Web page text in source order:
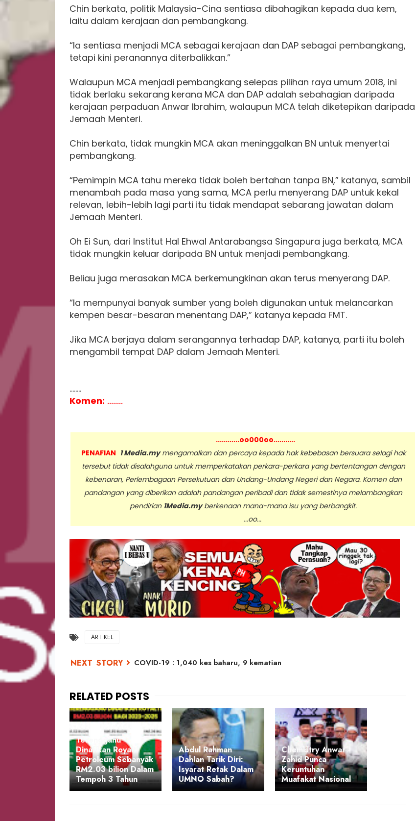
Chin berkata, politik Malaysia-Cina sentiasa dibahagikan kepada dua kem,
iaitu dalam kerajaan dan pembangkang.
“Ia sentiasa menjadi MCA sebagai kerajaan dan DAP sebagai pembangkang,
tetapi kini peranannya diterbalikkan.”
Walaupun MCA menjadi pembangkang selepas pilihan raya umum 2018, ini
tidak berlaku sekarang kerana MCA dan DAP adalah sebahagian daripada
kerajaan perpaduan Anwar Ibrahim, walaupun MCA telah diketepikan daripada
Jemaah Menteri.
Chin berkata, tidak mungkin MCA akan meninggalkan BN untuk menyertai
pembangkang.
“Pemimpin MCA tahu mereka tidak boleh bertahan tanpa BN,” katanya, sambil
menambah pada masa yang sama, MCA perlu menyerang DAP untuk kekal
relevan, lebih-lebih lagi parti itu tidak mendapat sebarang jawatan dalam
Jemaah Menteri.
Oh Ei Sun, dari Institut Hal Ehwal Antarabangsa Singapura juga berkata, MCA
tidak mungkin keluar daripada BN untuk menjadi pembangkang.
Beliau juga merasakan MCA berkemungkinan akan terus menyerang DAP.
“Ia mempunyai banyak sumber yang boleh digunakan untuk melancarkan
kempen besar-besaran menentang DAP,” katanya kepada FMT.
Jika MCA berjaya dalam serangannya terhadap DAP, katanya, parti itu boleh
mengambil tempat DAP dalam Jemaah Menteri.
........
Komen: ........
............oo000oo...........
PENAFIAN 1 Media.mymengamalkan dan percaya kepada hak kebebasan bersuara selagi hak
tersebut tidak disalahguna untuk memperkatakan perkara-perkara yang bertentangan dengan
kebenaran, Perlembagaan Persekutuan dan Undang-Undang Negeri dan Negara. Komen dan
pandangan yang diberikan adalah pandangan peribadi dan tidak semestinya melambangkan
pendirian 1Media.myberkenaan mana-mana isu yang berbangkit.
...oo...
ARTIKEL
COVID-19 : 1,040 kes baharu, 9 kematian
Terengganu
Dinafikan Royalti
Petroleum Sebanyak
RM2.03 bilion Dalam
Tempoh 3 Tahun
Abdul Rahman
Dahlan Tarik Diri:
Isyarat Retak Dalam
UMNO Sabah?
Chemistry Anwar -
Zahid Punca
Keruntuhan
Muafakat Nasional